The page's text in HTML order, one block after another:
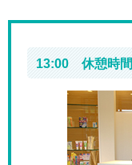
13:00 休憩時間